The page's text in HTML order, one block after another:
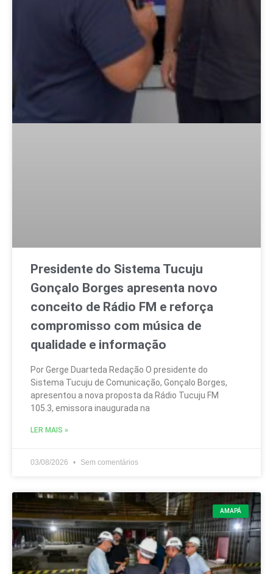
Presidente do Sistema Tucuju
Gonçalo Borges apresenta novo
conceito de Rádio FM e reforça
compromisso com música de
qualidade e informação
Por Gerge Duarteda Redação O presidente do
Sistema Tucuju de Comunicação, Gonçalo Borges,
apresentou a nova proposta da Rádio Tucuju FM
105.3, emissora inaugurada na
LER MAIS »
03/08/2026 Sem comentários
AMAPÁ